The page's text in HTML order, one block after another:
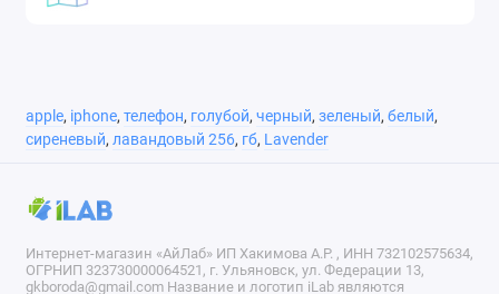
apple, iphone, телефон, голубой, черный, зеленый, белый,
сиреневый, лавандовый 256, гб, Lavender
Интернет-магазин «АйЛаб» ИП Хакимова А.Р. , ИНН 732102575634,
ОГРНИП 323730000064521, г. Ульяновск, ул. Федерации 13,
gkboroda@gmail.com Название и логотип iLab являются